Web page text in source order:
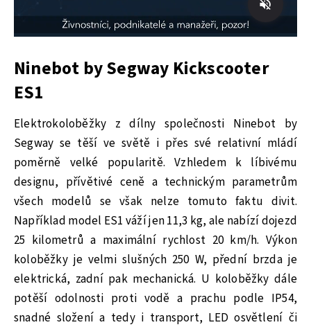
Ninebot by Segway Kickscooter
ES1
Elektrokoloběžky z dílny společnosti Ninebot by
Segway se těší ve světě i přes své relativní mládí
poměrně velké popularitě. Vzhledem k líbivému
designu, přívětivé ceně a technickým parametrům
všech modelů se však nelze tomuto faktu divit.
Například model ES1 váží jen 11,3 kg, ale nabízí dojezd
25 kilometrů a maximální rychlost 20 km/h. Výkon
koloběžky je velmi slušných 250 W, přední brzda je
elektrická, zadní pak mechanická. U koloběžky dále
potěší odolnosti proti vodě a prachu podle IP54,
snadné složení a tedy i transport, LED osvětlení či